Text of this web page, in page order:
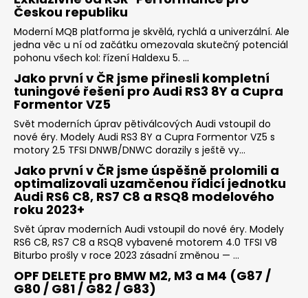
Českou republiku
Moderní MQB platforma je skvělá, rychlá a univerzální. Ale
jedna věc u ní od začátku omezovala skutečný potenciál
pohonu všech kol: řízení Haldexu 5. ...
Jako první v ČR jsme přinesli kompletní
tuningové řešení pro Audi RS3 8Y a Cupra
Formentor VZ5
Svět moderních úprav pětiválcových Audi vstoupil do
nové éry. Modely Audi RS3 8Y a Cupra Formentor VZ5 s
motory 2.5 TFSI DNWB/DNWC dorazily s ještě vy...
Jako první v ČR jsme úspěšně prolomili a
optimalizovali uzamčenou řídicí jednotku
Audi RS6 C8, RS7 C8 a RSQ8 modelového
roku 2023+
Svět úprav moderních Audi vstoupil do nové éry. Modely
RS6 C8, RS7 C8 a RSQ8 vybavené motorem 4.0 TFSI V8
Biturbo prošly v roce 2023 zásadní změnou — ...
OPF DELETE pro BMW M2, M3 a M4 (G87 /
G80 / G81 / G82 / G83)